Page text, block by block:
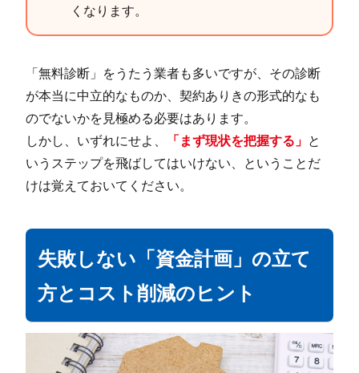
くなります。
「無料診断」をうたう業者も多いですが、その診断
が本当に中立的なものか、契約ありきの形式的なも
のでないかを見極める必要はあります。
しかし、いずれにせよ、
「まず現状を把握する」 と
いうステップを飛ばしてはいけない、ということだ
けは覚えておいてください。
失敗しない「資金計画」の立て
方とコスト削減のヒント